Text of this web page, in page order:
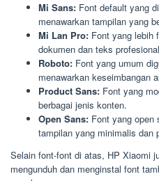
Mi Sans: Font default yang
menawarkan tampilan yang
Mi Lan Pro: Font yang lebih
dokumen dan teks
Roboto: Font yang umum
menawarkan keseimbangan
Product Sans: Font yang
berbagai jenis konten.
Open Sans: Font yang open
tampilan yang minimalis dan
Selain font-font di atas, HP Xiaomi
mengunduh dan menginstal font